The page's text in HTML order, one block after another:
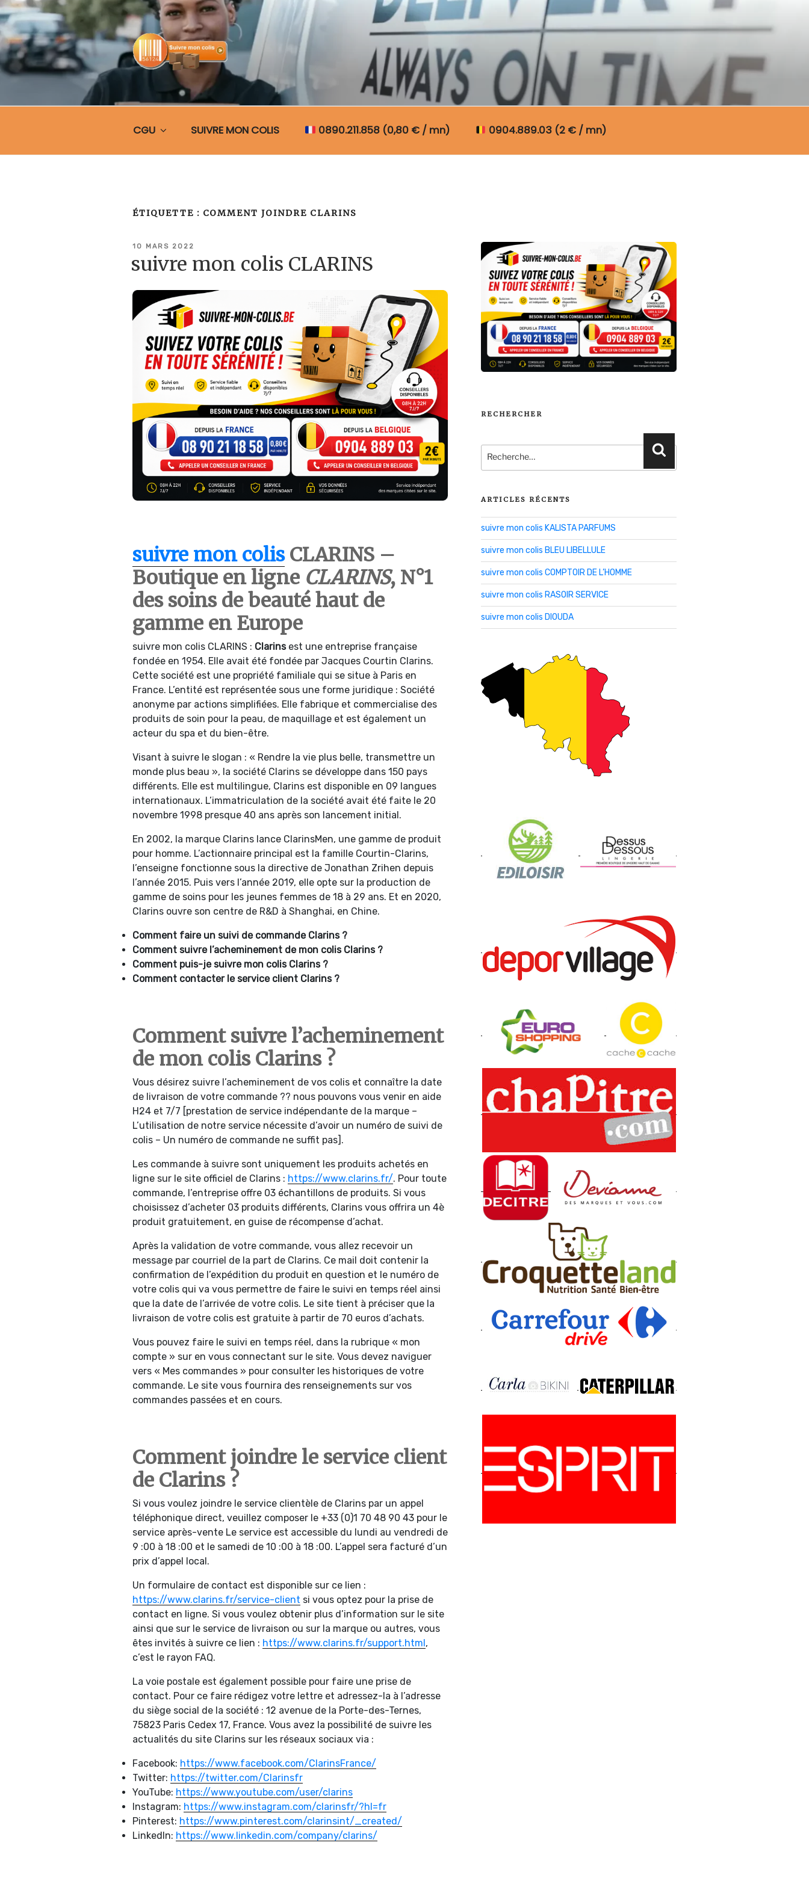
Aller
au
contenu
principal
SUIVRE MON COLIS BELGIQUE
CGU SUIVRE MON COLIS 0890.211.858 (0,80 € / mn) 0904.889.03 (2 € / mn)
ÉTIQUETTE : COMMENT JOINDRE CLARINS
PUBLIÉ
10 MARS 2022
suivre mon colis CLARINS
suivre mon colisCLARINS –
Boutique en ligne CLARINS, N°1
des soins de beauté haut de
gamme en Europe
suivre mon colis CLARINS : Clarinsest une entreprise française
fondée en 1954. Elle avait été fondée par Jacques Courtin Clarins.
Cette société est une propriété familiale qui se situe à Paris en
France. L’entité est représentée sous une forme juridique : Société
anonyme par actions simplifiées. Elle fabrique et commercialise des
produits de soin pour la peau, de maquillage et est également un
acteur du spa et du bien-être.
Visant à suivre le slogan : « Rendre la vie plus belle, transmettre un
monde plus beau », la société Clarins se développe dans 150 pays
différents. Elle est multilingue, Clarins est disponible en 09 langues
internationaux. L’immatriculation de la société avait été faite le 20
novembre 1998 presque 40 ans après son lancement initial.
En 2002, la marque Clarins lance ClarinsMen, une gamme de produit
pour homme. L’actionnaire principal est la famille Courtin-Clarins,
l’enseigne fonctionne sous la directive de Jonathan Zrihen depuis
l’année 2015. Puis vers l’année 2019, elle opte sur la production de
gamme de soins pour les jeunes femmes de 18 à 29 ans. Et en 2020,
Clarins ouvre son centre de R&D à Shanghai, en Chine.
Comment faire un suivi de commande Clarins ?
Comment suivre l’acheminement de mon colis Clarins ?
Comment puis-je suivre mon colis Clarins ?
Comment contacter le service client Clarins ?
Comment suivre l’acheminement
de mon colis Clarins ?
Vous désirez suivre l’acheminement de vos colis et connaître la date
de livraison de votre commande ?? nous pouvons vous venir en aide
H24 et 7/7 [prestation de service indépendante de la marque –
L’utilisation de notre service nécessite d’avoir un numéro de suivi de
colis – Un numéro de commande ne suffit pas].
Les commande à suivre sont uniquement les produits achetés en
ligne sur le site officiel de Clarins : https://www.clarins.fr/. Pour toute
commande, l’entreprise offre 03 échantillons de produits. Si vous
choisissez d’acheter 03 produits différents, Clarins vous offrira un 4è
produit gratuitement, en guise de récompense d’achat.
Après la validation de votre commande, vous allez recevoir un
message par courriel de la part de Clarins. Ce mail doit contenir la
confirmation de l’expédition du produit en question et le numéro de
votre colis qui va vous permettre de faire le suivi en temps réel ainsi
que la date de l’arrivée de votre colis. Le site tient à préciser que la
livraison de votre colis est gratuite à partir de 70 euros d’achats.
Vous pouvez faire le suivi en temps réel, dans la rubrique « mon
compte » sur en vous connectant sur le site. Vous devez naviguer
vers « Mes commandes » pour consulter les historiques de votre
commande. Le site vous fournira des renseignements sur vos
commandes passées et en cours.
Comment joindre le service client
de Clarins ?
Si vous voulez joindre le service clientèle de Clarins par un appel
téléphonique direct, veuillez composer le +33 (0)1 70 48 90 43 pour le
service après-vente Le service est accessible du lundi au vendredi de
9 :00 à 18 :00 et le samedi de 10 :00 à 18 :00. L’appel sera facturé d’un
prix d’appel local.
Un formulaire de contact est disponible sur ce lien :
https://www.clarins.fr/service-client si vous optez pour la prise de
contact en ligne. Si vous voulez obtenir plus d’information sur le site
ainsi que sur le service de livraison ou sur la marque ou autres, vous
êtes invités à suivre ce lien : https://www.clarins.fr/support.html ,
c’est le rayon FAQ.
La voie postale est également possible pour faire une prise de
contact. Pour ce faire rédigez votre lettre et adressez-la à l’adresse
du siège social de la société : 12 avenue de la Porte-des-Ternes,
75823 Paris Cedex 17, France. Vous avez la possibilité de suivre les
actualités du site Clarins sur les réseaux sociaux via :
Facebook: https://www.facebook.com/ClarinsFrance/
Twitter: https://twitter.com/Clarinsfr
YouTube: https://www.youtube.com/user/clarins
Instagram: https://www.instagram.com/clarinsfr/?hl=fr
Pinterest: https://www.pinterest.com/clarinsint/_created/
LinkedIn: https://www.linkedin.com/company/clarins/
RECHERCHER
pour
:
Recherche
ARTICLES RÉCENTS
suivre mon colis KALISTA PARFUMS
suivre mon colis BLEU LIBELLULE
suivre mon colis COMPTOIR DE L’HOMME
suivre mon colis RASOIR SERVICE
suivre mon colis DIOUDA